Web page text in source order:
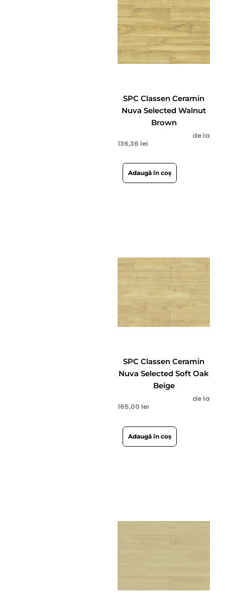
SPC Classen Ceramin
Nuva Selected Walnut
Brown
de la
136,36 lei
Adaugă în coș
SPC Classen Ceramin
Nuva Selected Soft Oak
Beige
de la
165,00 lei
Adaugă în coș